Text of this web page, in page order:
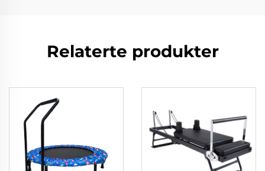
Relaterte produkter